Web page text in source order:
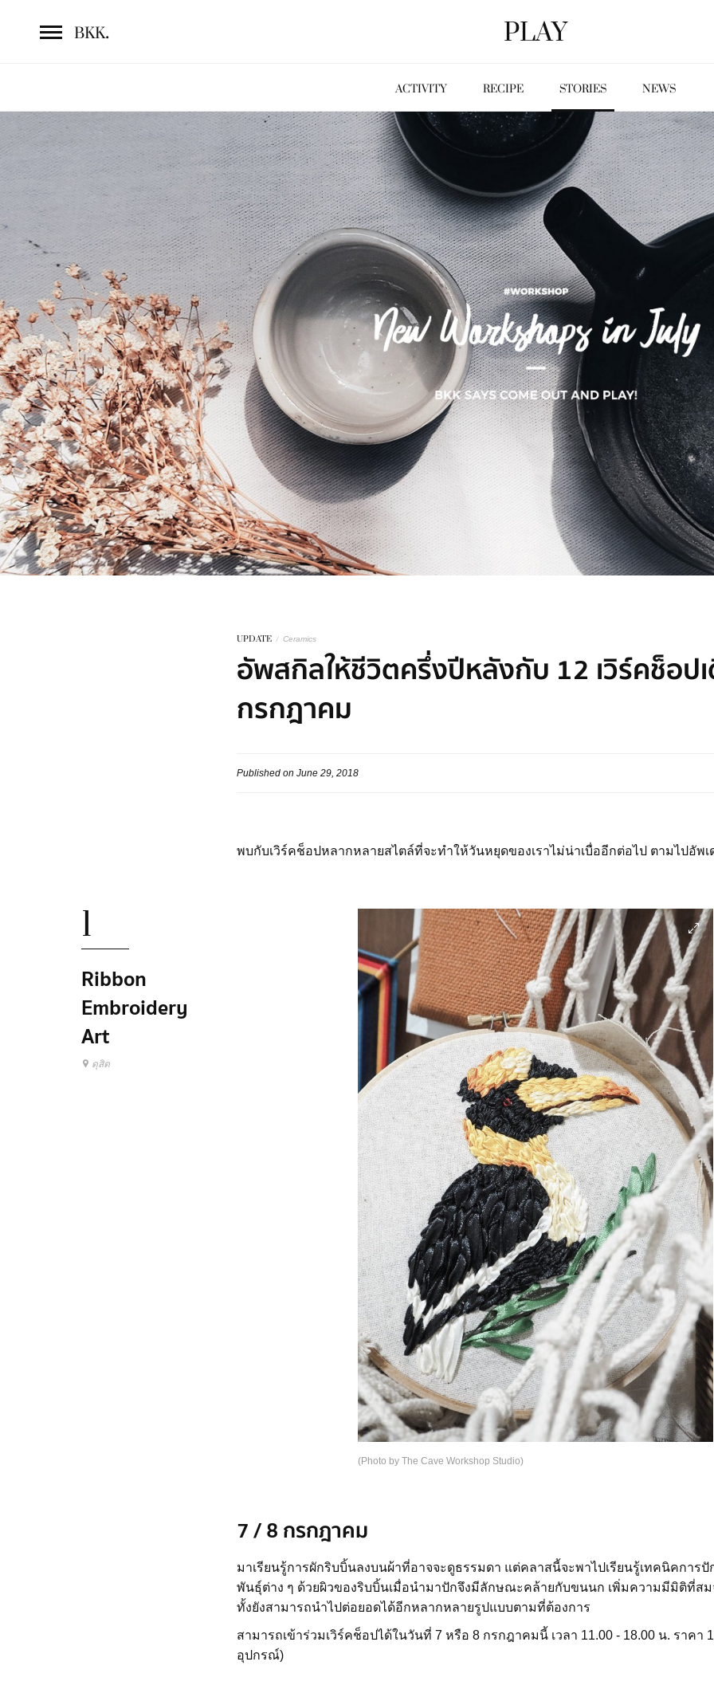
BKK. PLAY
ACTIVITY RECIPE STORIES NEWS
UPDATE / Ceramics
อัพสกิลให้ชีวิตครึ่งปีหลังกับ 12 เวิร์คช็อป
กรกฎาคม
Published on June 29, 2018
พบกับเวิร์คช็อปหลากหลายสไตล์ที่จะทำให้วันหยุดของเราไม่น่าเบื่ออีกต่อไป ตามไปอัพเ
1
Ribbon
Embroidery
Art
ดุสิต
(Photo by The Cave Workshop Studio)
7 / 8 กรกฎาคม
มาเรียนรู้การผักริบบิ้นลงบนผ้าที่อาจจะดูธรรมดา แต่คลาสนี้จะพาไปเรียนรู้เทคนิคการ
พันธุ์ต่าง ๆ ด้วยผิวของริบบิ้นเมื่อนํามาปักจึงมีลักษณะคล้ายกับขนนก เพิ่มความมีมิติที่สม
ทั้งยังสามารถนําไปต่อยอดได้อีกหลากหลายรูปแบบตามที่ต้องการ
สามารถเข้าร่วมเวิร์คช็อปได้ในวันที่ 7 หรือ 8 กรกฎาคมนี้ เวลา 11.00 - 18.00 น. ราคา
อุปกรณ์)